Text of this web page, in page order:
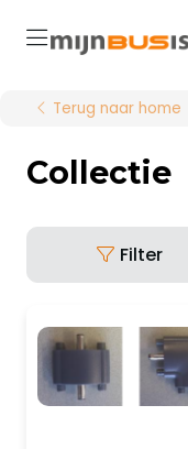
Terug naar home
Collectie
Filter